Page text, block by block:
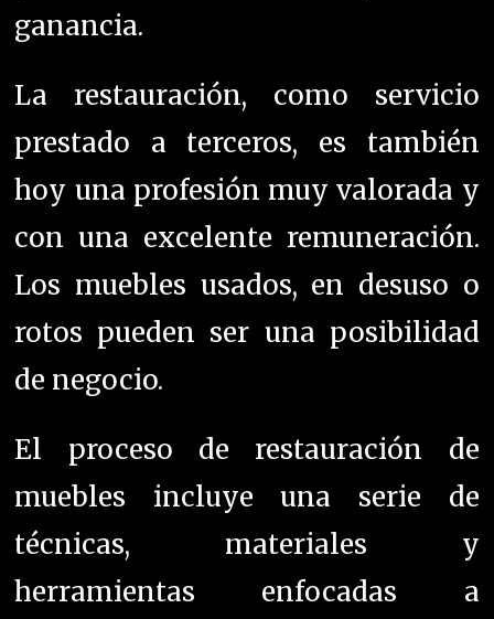
ganancia.
La restauración, como servicio
prestado a terceros, es también
hoy una profesión muy valorada y
con una excelente remuneración.
Los muebles usados, en desuso o
rotos pueden ser una posibilidad
de negocio.
El proceso de restauración de
muebles incluye una serie de
técnicas, materiales y
herramientas enfocadas a